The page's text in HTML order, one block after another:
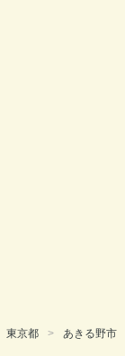
東京都 あきる野市